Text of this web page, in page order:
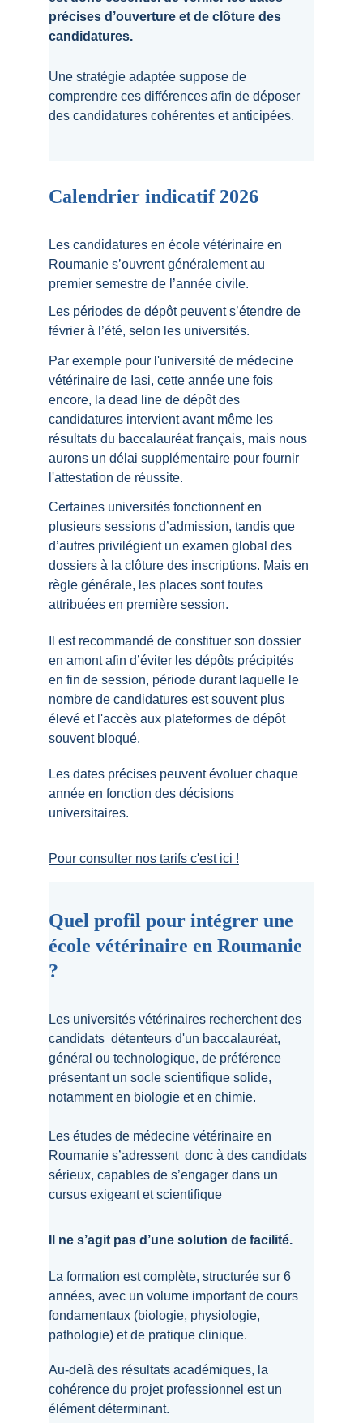
précises d’ouverture et de clôture des
candidatures.
Une stratégie adaptée suppose de
comprendre ces différences afin de déposer
des candidatures cohérentes et anticipées.
Quel profil pour intégrer une
école vétérinaire en Roumanie
?
Les universités vétérinaires recherchent des
candidats  détenteurs d'un baccalauréat,
général ou technologique, de préférence
présentant un socle scientifique solide,
notamment en biologie et en chimie.
Les études de médecine vétérinaire en
Roumanie s’adressent  donc à des candidats
sérieux, capables de s’engager dans un
cursus exigeant et scientifique
Il ne s’agit pas d’une solution de facilité.
La formation est complète, structurée sur 6
années, avec un volume important de cours
fondamentaux (biologie, physiologie,
pathologie) et de pratique clinique.
Au-delà des résultats académiques, la
cohérence du projet professionnel est un
élément déterminant.
Calendrier indicatif 2026
Les candidatures en école vétérinaire en
Roumanie s’ouvrent généralement au
premier semestre de l’année civile.
Les périodes de dépôt peuvent s’étendre de
février à l’été, selon les universités.
Par exemple pour l'université de médecine
vétérinaire de Iasi, cette année une fois
encore, la dead line de dépôt des
candidatures intervient avant même les
résultats du baccalauréat français, mais nous
aurons un délai supplémentaire pour fournir
l'attestation de réussite.
Certaines universités fonctionnent en
plusieurs sessions d’admission, tandis que
d’autres privilégient un examen global des
dossiers à la clôture des inscriptions. Mais en
règle générale, les places sont toutes
attribuées en première session.
Il est recommandé de constituer son dossier
en amont afin d’éviter les dépôts précipités
en fin de session, période durant laquelle le
nombre de candidatures est souvent plus
élevé et l'accès aux plateformes de dépôt
souvent bloqué.
Les dates précises peuvent évoluer chaque
année en fonction des décisions
universitaires.
Pour consulter nos tarifs c'est ici !